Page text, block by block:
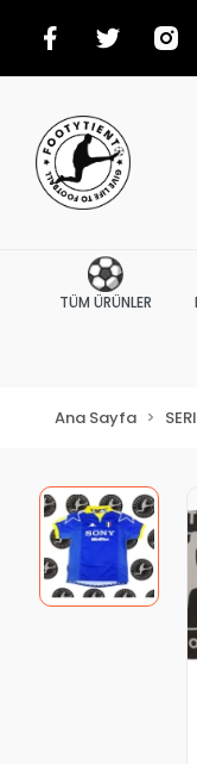
TÜM ÜRÜNLER
Ana Sayfa